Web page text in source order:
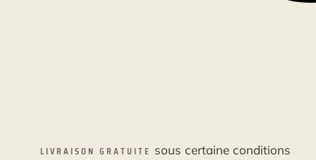
LIVRAISON GRATUITE sous certaine conditions